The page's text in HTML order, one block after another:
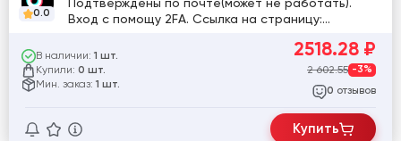
0.0
Вход с помощу 2FA. Ссылка на страницу:
В наличии: 1 шт.
Купили: 0 шт.
Мин. заказ: 1 шт.
2518.28 ₽
2 602.55 -3%
0 отзывов
Купить